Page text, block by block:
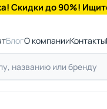
Скидки до 90%!
БлогО компанииКонтакты